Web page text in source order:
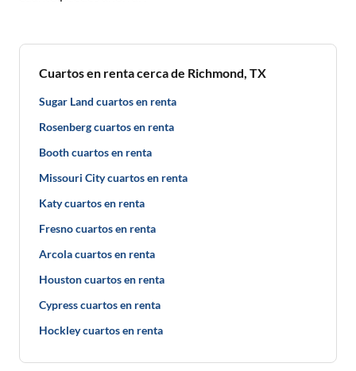
Cuartos en renta cerca de Richmond, TX
Sugar Land cuartos en renta
Rosenberg cuartos en renta
Booth cuartos en renta
Missouri City cuartos en renta
Katy cuartos en renta
Fresno cuartos en renta
Arcola cuartos en renta
Houston cuartos en renta
Cypress cuartos en renta
Hockley cuartos en renta